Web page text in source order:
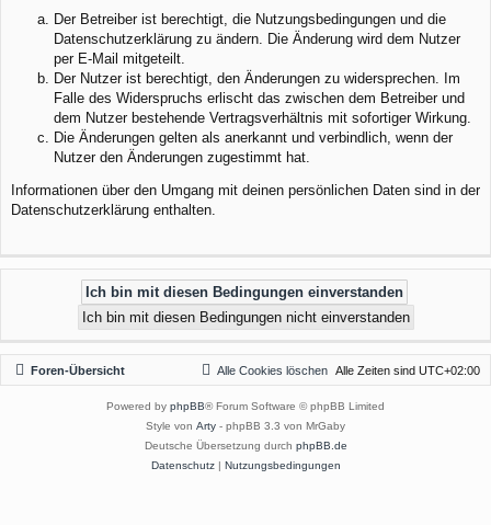
Der Betreiber ist berechtigt, die Nutzungsbedingungen und die
Datenschutzerklärung zu ändern. Die Änderung wird dem Nutzer
per E-Mail mitgeteilt.
Der Nutzer ist berechtigt, den Änderungen zu widersprechen. Im
Falle des Widerspruchs erlischt das zwischen dem Betreiber und
dem Nutzer bestehende Vertragsverhältnis mit sofortiger Wirkung.
Die Änderungen gelten als anerkannt und verbindlich, wenn der
Nutzer den Änderungen zugestimmt hat.
Informationen über den Umgang mit deinen persönlichen Daten sind in der
Datenschutzerklärung enthalten.
Foren-Übersicht Alle Zeiten sind UTC+02:00
Alle Cookies löschen
Powered by phpBB® Forum Software © phpBB Limited
Style von Arty - phpBB 3.3 von MrGaby
Deutsche Übersetzung durch phpBB.de
Datenschutz| Nutzungsbedingungen